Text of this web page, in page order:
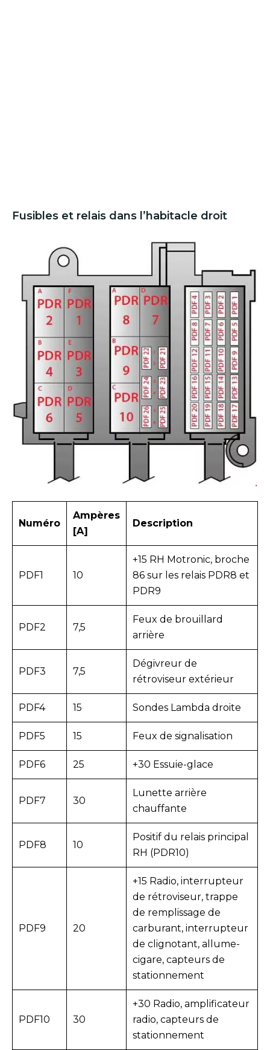
Fusibles et relais dans l’habitacle droit
Numéro
Ampères
[A]
Description
PDF1 10
+15 RH Motronic, broche
86 sur les relais PDR8 et
PDR9
PDF2 7,5
Feux de brouillard
arrière
PDF3 7,5
Dégivreur de
rétroviseur extérieur
PDF4 15 Sondes Lambda droite
PDF5 15 Feux de signalisation
PDF6 25 +30 Essuie-glace
PDF7 30
Lunette arrière
chauffante
PDF8 10
Positif du relais principal
RH (PDR10)
PDF9 20
+15 Radio, interrupteur
de rétroviseur, trappe
de remplissage de
carburant, interrupteur
de clignotant, allume-
cigare, capteurs de
stationnement
PDF10 30
+30 Radio, amplificateur
radio, capteurs de
stationnement